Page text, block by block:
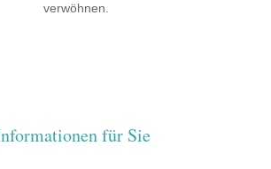
verwöhnen.
für Sie